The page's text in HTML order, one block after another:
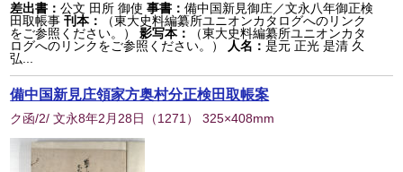
差出書：公文 田所 御使 事書：備中国新見御庄／文永八年御正検
田取帳事 刊本：
（東大史料編纂所ユニオンカタログへのリンク
をご参照ください。）
影写本：
（東大史料編纂所ユニオンカタ
ログへのリンクをご参照ください。）
人名：是元 正光 是清 久
弘...
備中国新見庄領家方奥村分正検田取帳案
ク函/2/ 文永8年2月28日 （1271 ） 325×408mm